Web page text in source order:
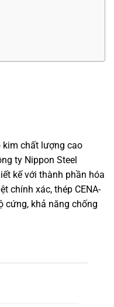
kim chất lượng cao
ty Nippon Steel
kế với thành phần hóa
chính xác, thép CENA-
cứng, khả năng chống